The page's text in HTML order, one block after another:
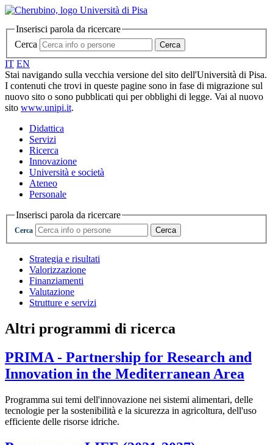
Inserisci parola da ricercare
Cerca
Cerca
IT EN
Stai navigando sulla vecchia versione del sito dell'Università di Pisa.
I contenuti che trovi in queste pagine sono in fase di migrazione sul
nuovo sito o sono pubblicati qui per obblighi di legge. Vai al nuovo
sito www.unipi.it.
Didattica
Servizi
Ricerca
Innovazione
Università e società
Ateneo
Personale
Inserisci parola da ricercare
Cerca Cerca
Strategia e risultati
Valorizzazione
Finanziamenti
Valutazione
Strutture e servizi
Altri programmi di ricerca
PRIMA - Partnership for Research and
Innovation in the Mediterranean Area
Programma sui temi dell'innovazione nei sistemi alimentari, delle
tecnologie per la sostenibilità e la sicurezza in agricoltura, dell'uso
efficiente delle risorse idriche.